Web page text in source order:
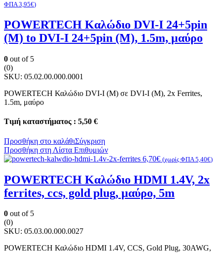
ΦΠΑ3,95€)
POWERTECH Καλώδιο DVI-I 24+5pin
(M) to DVI-I 24+5pin (M), 1.5m, μαύρο
0 out of 5
(0)
SKU: 05.02.00.000.0001
POWERTECH Καλώδιο DVI-I (M) σε DVI-I (M), 2x Ferrites,
1.5m, μαύρο
Τιμή καταστήματος : 5,50 €
Προσθήκη στο καλάθιΣύγκριση
Προσθήκη στη Λίστα Επιθυμιών
6,70€ (χωρίς ΦΠΑ 5,40€)
POWERTECH Καλώδιο HDMI 1.4V, 2x
ferrites, ccs, gold plug, μαύρο, 5m
0 out of 5
(0)
SKU: 05.03.00.000.0027
POWERTECH Καλώδιο HDMI 1.4V, CCS, Gold Plug, 30AWG,